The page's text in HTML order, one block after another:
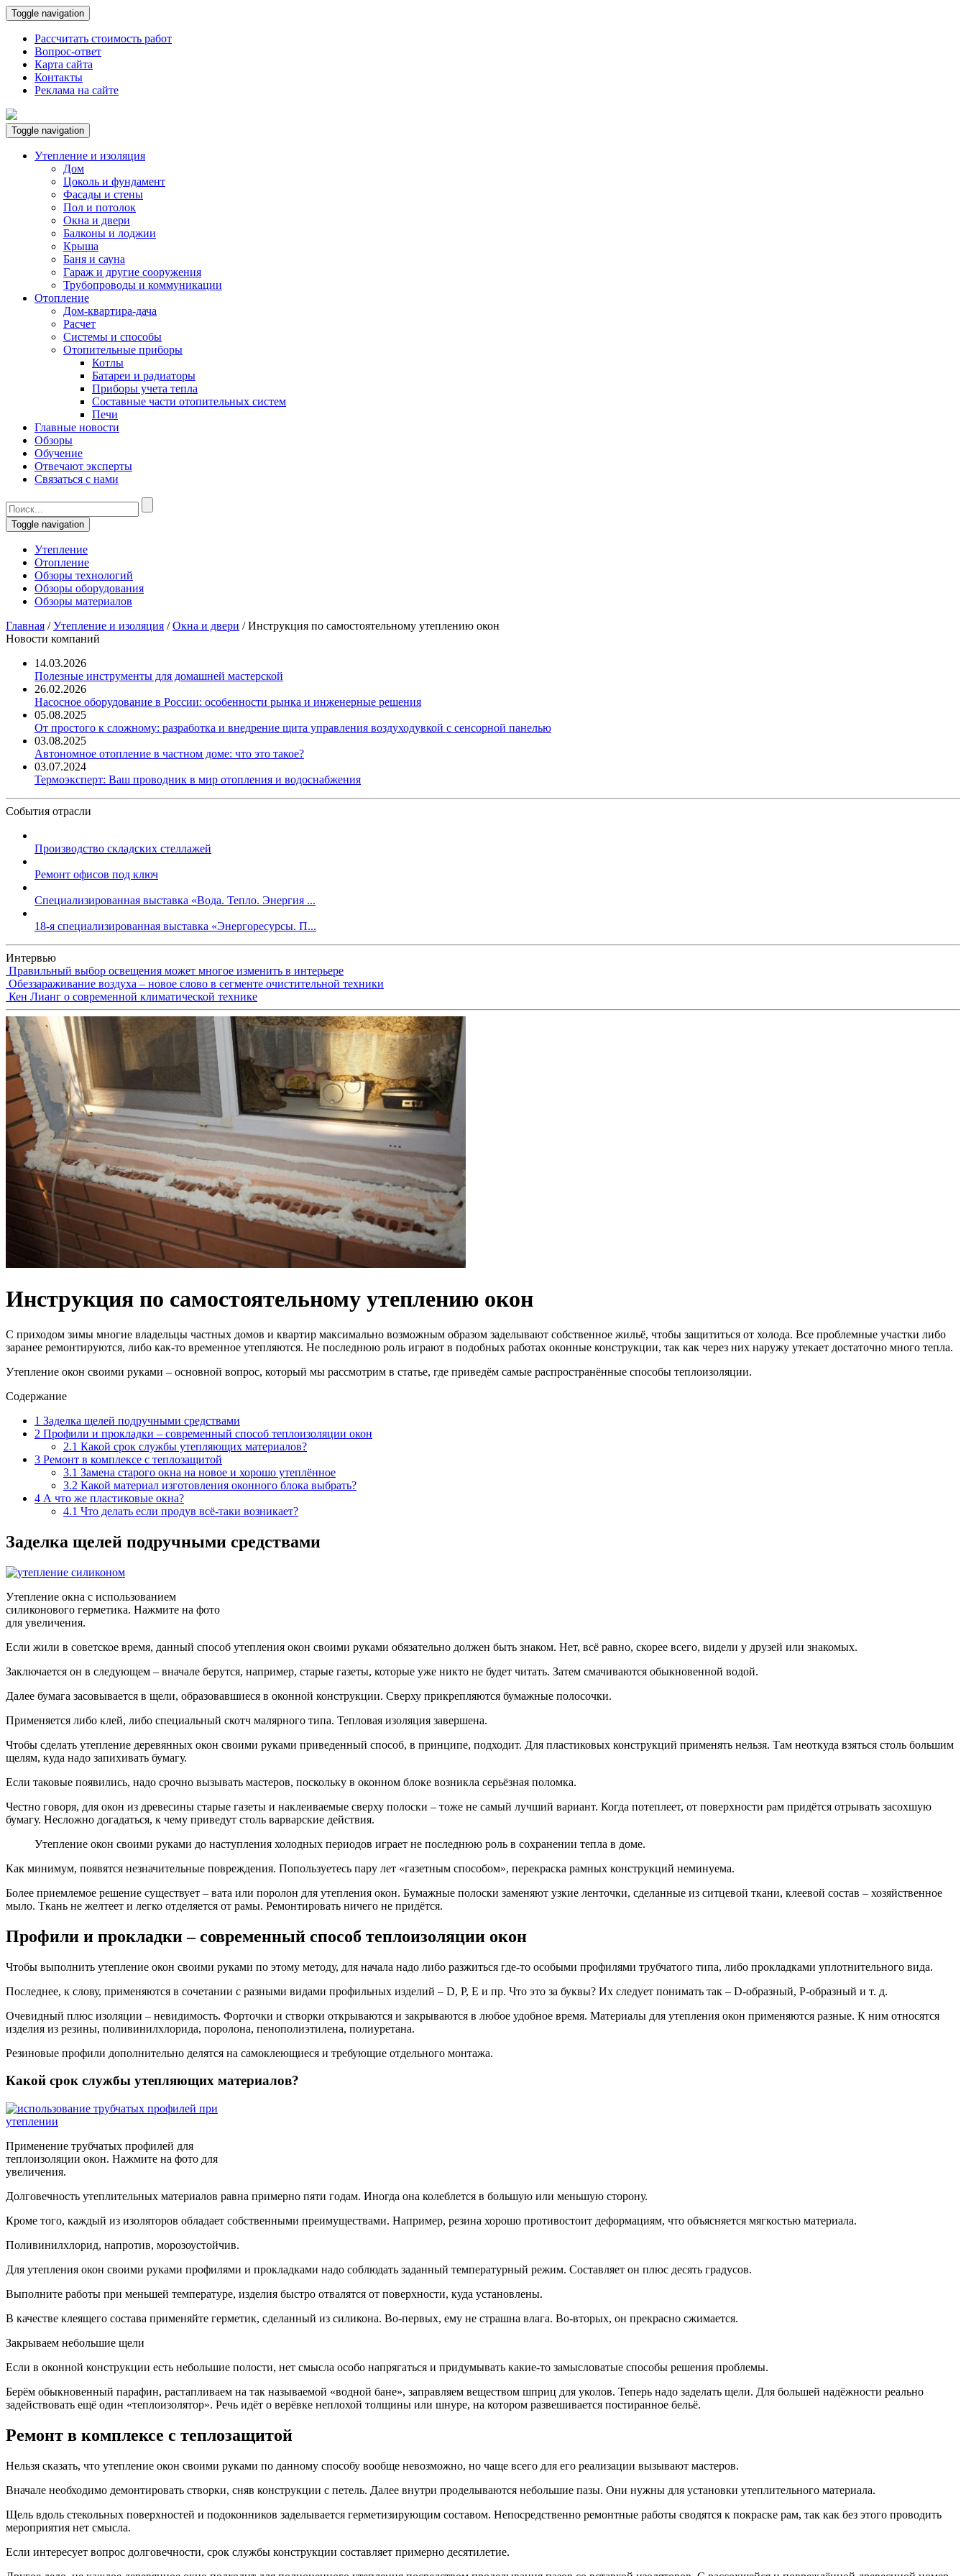
Toggle navigation
Рассчитать стоимость работ
Вопрос-ответ
Карта сайта
Контакты
Реклама на сайте
Toggle navigation
Утепление и изоляция
Дом
Цоколь и фундамент
Фасады и стены
Пол и потолок
Окна и двери
Балконы и лоджии
Крыша
Баня и сауна
Гараж и другие сооружения
Трубопроводы и коммуникации
Отопление
Дом-квартира-дача
Расчет
Системы и способы
Отопительные приборы
Котлы
Батареи и радиаторы
Приборы учета тепла
Составные части отопительных систем
Печи
Главные новости
Обзоры
Обучение
Отвечают эксперты
Связаться с нами
Toggle navigation
Утепление
Отопление
Обзоры технологий
Обзоры оборудования
Обзоры материалов
Главная /Утепление и изоляция /Окна и двери /Инструкция по самостоятельному утеплению окон
Новости компаний
14.03.2026
Полезные инструменты для домашней мастерской
26.02.2026
Насосное оборудование в России: особенности рынка и инженерные решения
05.08.2025
От простого к сложному: разработка и внедрение щита управления воздуходувкой с сенсорной панелью
03.08.2025
Автономное отопление в частном доме: что это такое?
03.07.2024
Термоэксперт: Ваш проводник в мир отопления и водоснабжения
События отрасли
Производство складских стеллажей
Ремонт офисов под ключ
Специализированная выставка «Вода. Тепло. Энергия ...
18-я специализированная выставка «Энергоресурсы. П...
Интервью
Правильный выбор освещения может многое изменить в интерьере
Обеззараживание воздуха – новое слово в сегменте очистительной техники
Кен Лианг о современной климатической технике
Инструкция по самостоятельному утеплению окон
С приходом зимы многие владельцы частных домов и квартир максимально возможным образом заделывают собственное жильё, чтобы защититься от холода. Все проблемные участки либо
заранее ремонтируются, либо как-то временное утепляются. Не последнюю роль играют в подобных работах оконные конструкции, так как через них наружу утекает достаточно много тепла.
Утепление окон своими руками – основной вопрос, который мы рассмотрим в статье, где приведём самые распространённые способы теплоизоляции.
Содержание
1 Заделка щелей подручными средствами
2 Профили и прокладки – современный способ теплоизоляции окон
2.1 Какой срок службы утепляющих материалов?
3 Ремонт в комплексе с теплозащитой
3.1 Замена старого окна на новое и хорошо утеплённое
3.2 Какой материал изготовления оконного блока выбрать?
4 А что же пластиковые окна?
4.1 Что делать если продув всё-таки возникает?
Заделка щелей подручными средствами
Утепление окна с использованием
силиконового герметика. Нажмите на фото
для увеличения.
Если жили в советское время, данный способ утепления окон своими руками обязательно должен быть знаком. Нет, всё равно, скорее всего, видели у друзей или знакомых.
Заключается он в следующем – вначале берутся, например, старые газеты, которые уже никто не будет читать. Затем смачиваются обыкновенной водой.
Далее бумага засовывается в щели, образовавшиеся в оконной конструкции. Сверху прикрепляются бумажные полосочки.
Применяется либо клей, либо специальный скотч малярного типа. Тепловая изоляция завершена.
Чтобы сделать утепление деревянных окон своими руками приведенный способ, в принципе, подходит. Для пластиковых конструкций применять нельзя. Там неоткуда взяться столь большим
щелям, куда надо запихивать бумагу.
Если таковые появились, надо срочно вызывать мастеров, поскольку в оконном блоке возникла серьёзная поломка.
Честно говоря, для окон из древесины старые газеты и наклеиваемые сверху полоски – тоже не самый лучший вариант. Когда потеплеет, от поверхности рам придётся отрывать засохшую
бумагу. Несложно догадаться, к чему приведут столь варварские действия.
Утепление окон своими руками до наступления холодных периодов играет не последнюю роль в сохранении тепла в доме.
Как минимум, появятся незначительные повреждения. Попользуетесь пару лет «газетным способом», перекраска рамных конструкций неминуема.
Более приемлемое решение существует – вата или поролон для утепления окон. Бумажные полоски заменяют узкие ленточки, сделанные из ситцевой ткани, клеевой состав – хозяйственное
мыло. Ткань не желтеет и легко отделяется от рамы. Ремонтировать ничего не придётся.
Профили и прокладки – современный способ теплоизоляции окон
Чтобы выполнить утепление окон своими руками по этому методу, для начала надо либо разжиться где-то особыми профилями трубчатого типа, либо прокладками уплотнительного вида.
Последнее, к слову, применяются в сочетании с разными видами профильных изделий – D, P, E и пр. Что это за буквы? Их следует понимать так – D-образный, P-образный и т. д.
Очевидный плюс изоляции – невидимость. Форточки и створки открываются и закрываются в любое удобное время. Материалы для утепления окон применяются разные. К ним относятся
изделия из резины, поливинилхлорида, поролона, пенополиэтилена, полиуретана.
Резиновые профили дополнительно делятся на самоклеющиеся и требующие отдельного монтажа.
Какой срок службы утепляющих материалов?
Применение трубчатых профилей для
теплоизоляции окон. Нажмите на фото для
увеличения.
Долговечность утеплительных материалов равна примерно пяти годам. Иногда она колеблется в большую или меньшую сторону.
Кроме того, каждый из изоляторов обладает собственными преимуществами. Например, резина хорошо противостоит деформациям, что объясняется мягкостью материала.
Поливинилхлорид, напротив, морозоустойчив.
Для утепления окон своими руками профилями и прокладками надо соблюдать заданный температурный режим. Составляет он плюс десять градусов.
Выполните работы при меньшей температуре, изделия быстро отвалятся от поверхности, куда установлены.
В качестве клеящего состава применяйте герметик, сделанный из силикона. Во-первых, ему не страшна влага. Во-вторых, он прекрасно сжимается.
Закрываем небольшие щели
Если в оконной конструкции есть небольшие полости, нет смысла особо напрягаться и придумывать какие-то замысловатые способы решения проблемы.
Берём обыкновенный парафин, растапливаем на так называемой «водной бане», заправляем веществом шприц для уколов. Теперь надо заделать щели. Для большей надёжности реально
задействовать ещё один «теплоизолятор». Речь идёт о верёвке неплохой толщины или шнуре, на котором развешивается постиранное бельё.
Ремонт в комплексе с теплозащитой
Нельзя сказать, что утепление окон своими руками по данному способу вообще невозможно, но чаще всего для его реализации вызывают мастеров.
Вначале необходимо демонтировать створки, сняв конструкции с петель. Далее внутри проделываются небольшие пазы. Они нужны для установки утеплительного материала.
Щель вдоль стекольных поверхностей и подоконников заделывается герметизирующим составом. Непосредственно ремонтные работы сводятся к покраске рам, так как без этого проводить
мероприятия нет смысла.
Если интересует вопрос долговечности, срок службы конструкции составляет примерно десятилетие.